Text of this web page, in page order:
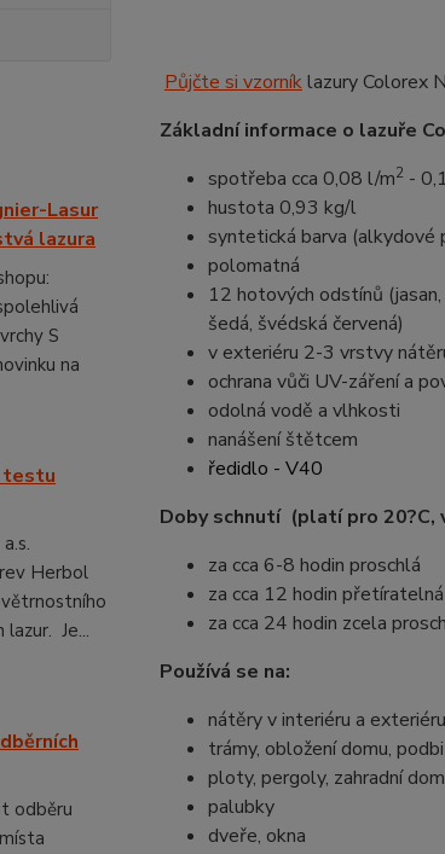
Lasur
lazura
S
na
testu
Herbol
Je...
odběru
Půjčte si vzorníklazury Colorex
Základní informace o lazuře
spotřeba cca 0,08 l/m2-
hustota 0,93 kg/l
syntetická barva (alkydové
polomatná
12 hotových odstínů
šedá, švédská červená)
v exteriéru 2-3 vrstvy
ochrana vůči UV-záření a
odolná vodě a vlhkosti
nanášení štětcem
ředidlo - V40
Doby schnutí (platí pro 20?C,
za cca 6-8 hodin proschlá
za cca 12 hodin přetíratelná
za cca 24 hodin zcela
Používá se na:
nátěry v interiéru a exteriéru
trámy, obložení domu,
ploty, pergoly, zahradní
palubky
dveře, okna